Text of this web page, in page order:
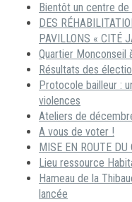
Bientôt un centre
DES
PAVILLONS « CITÉ
Quartier Monconseil
Résultats des
Protocole bailleur :
violences
Ateliers de
A vous de voter !
MISE EN ROUTE DU
Lieu ressource
Hameau de la
lancée